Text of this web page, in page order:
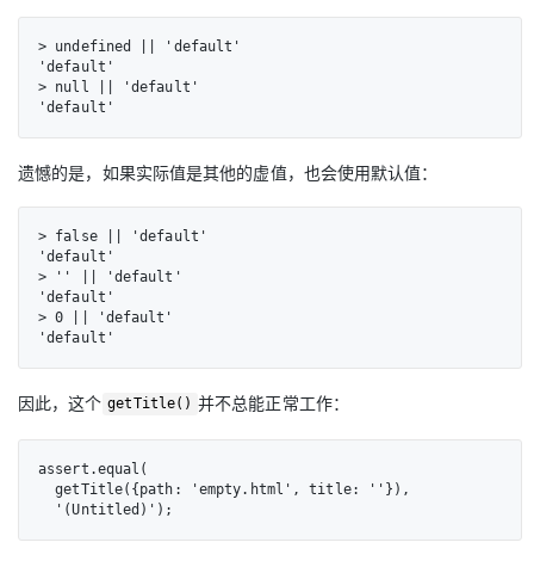
> undefined || 'default'
'default'
> null || 'default'
'default'
遗憾的是，如果实际值是其他的虚值，也会使用默认值：
> false || 'default'
'default'
> '' || 'default'
'default'
> 0 || 'default'
'default'
因此，这个 getTitle() 并不总能正常工作：
assert.equal(
getTitle({path: 'empty.html', title: ''}),
'(Untitled)');